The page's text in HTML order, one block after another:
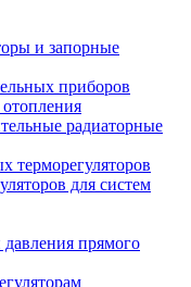
и запорные
приборов
радиаторные
терморегуляторов
для систем
прямого